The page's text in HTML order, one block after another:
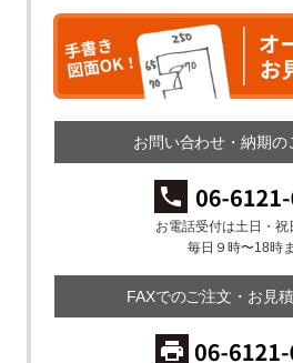
お問い合わせ・納期の
お電話受付は土日・祝
毎日９時〜18時
FAXでのご注文・お見